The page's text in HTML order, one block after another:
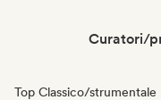
Curatori/
Top Classico/strumentale